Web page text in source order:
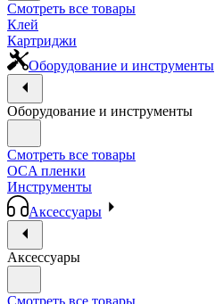
Смотреть все товары
Клей
Картриджи
Оборудование и инструменты
Оборудование и инструменты
Смотреть все товары
OCA пленки
Инструменты
Аксессуары
Аксессуары
Смотреть все товары